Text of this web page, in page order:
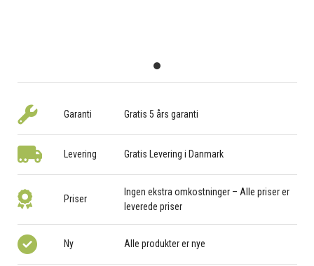
Garanti Gratis 5 års garanti
Levering Gratis Levering i Danmark
Priser
Ingen ekstra omkostninger – Alle priser er
leverede priser
Ny Alle produkter er nye